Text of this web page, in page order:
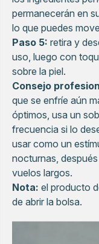
permanecerán en
lo que puedes
Paso 5: retira y
uso, luego con
sobre la piel.
Consejo
que se enfríe aún
óptimos, usa un
frecuencia si lo
usar como un
nocturnas,
vuelos largos.
Nota: el producto
de abrir la bolsa.